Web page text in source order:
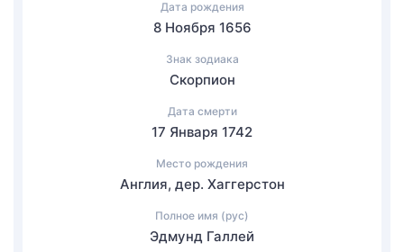
Дата рождения
8 Ноября 1656
Знак зодиака
Скорпион
Дата смерти
17 Января 1742
Место рождения
Англия, дер. Хаггерстон
Полное имя (рус)
Эдмунд Галлей